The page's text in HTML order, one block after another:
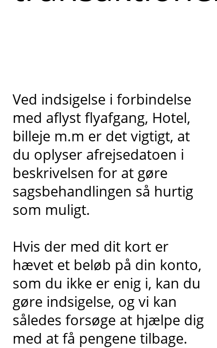
Ved indsigelse i forbindelse
med aflyst flyafgang, Hotel,
billeje m.m er det vigtigt, at
du oplyser afrejsedatoen i
beskrivelsen for at gøre
sagsbehandlingen så hurtig
som muligt.
Hvis der med dit kort er
hævet et beløb på din konto,
som du ikke er enig i, kan du
gøre indsigelse, og vi kan
således forsøge at hjælpe dig
med at få pengene tilbage.